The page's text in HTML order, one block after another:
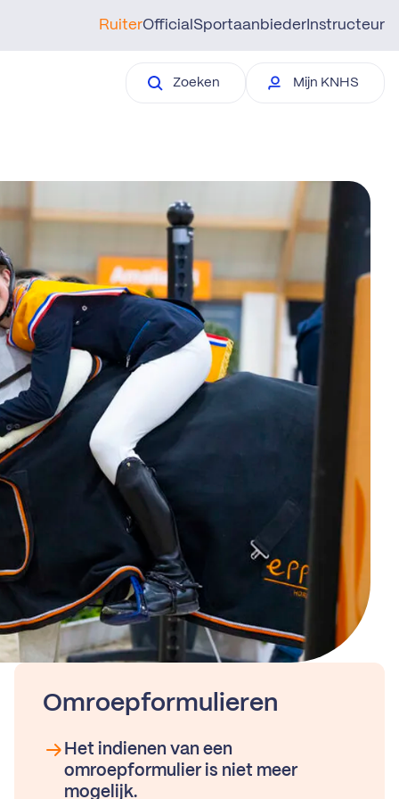
RuiterOfficial Sportaanbieder Instructeur
Zoeken Mijn KNHS
Omroepformulieren
Het indienen van een
omroepformulier is niet meer
mogelijk.